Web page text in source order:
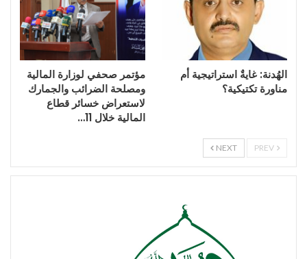
الهُدنة: غايةٌ استراتيجية أم
مناورة تكتيكية؟
مؤتمر صحفي لوزارة المالية
ومصلحة الضرائب والجمارك
لاستعراض خسائر قطاع
المالية خلال 11…
NEXT